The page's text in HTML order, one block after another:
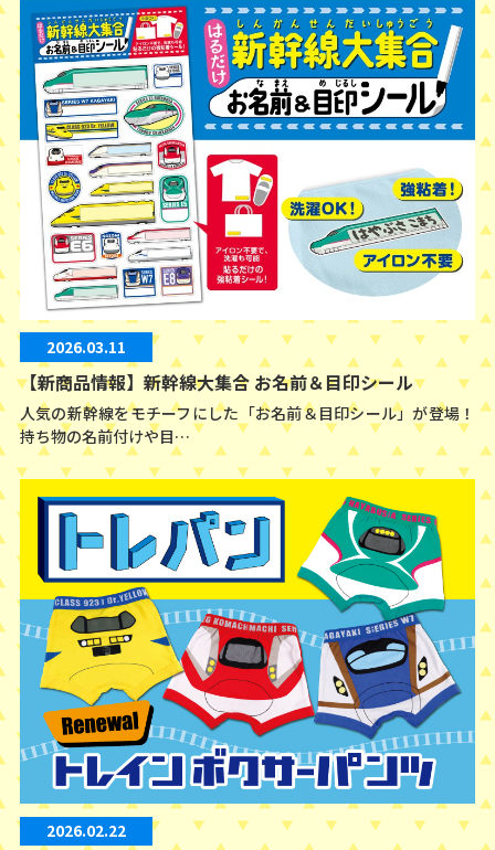
2026.03.11
【新商品情報】新幹線大集合 お名前＆目印シール
人気の新幹線をモチーフにした「お名前＆目印シール」が登場！
持ち物の名前付けや目…
2026.02.22